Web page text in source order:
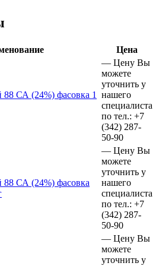
Цена
88 СА (24%) фасовка 1
— Цену Вы
можете
уточнить у
нашего
специалиста
по тел.: +7
(342) 287-
50-90
88 СА (24%) фасовка
— Цену Вы
можете
уточнить у
нашего
специалиста
по тел.: +7
(342) 287-
50-90
— Цену Вы
можете
уточнить у